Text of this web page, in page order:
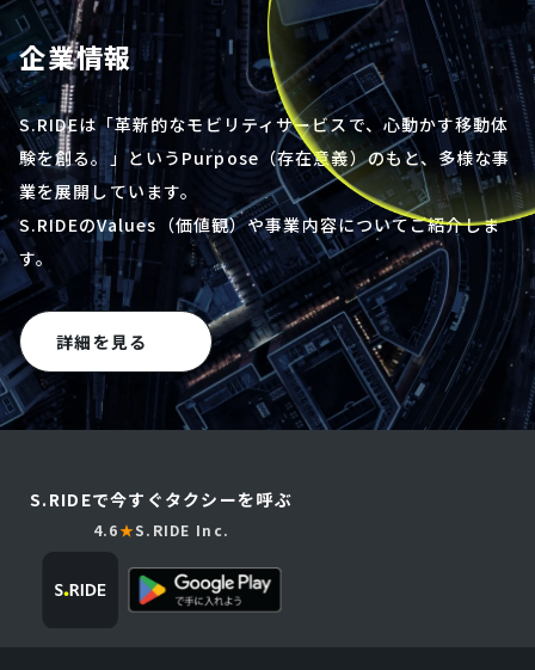
企業情報
S.RIDEは「革新的なモビリティサービスで、心動かす移動体
験を創る。」というPurpose（存在意義）のもと、多様な事
業を展開しています。
S.RIDEのValues（価値観）や事業内容についてご紹介しま
す。
詳細を見る
S.RIDEで今すぐタクシーを呼ぶ
4.6★S.RIDE Inc.